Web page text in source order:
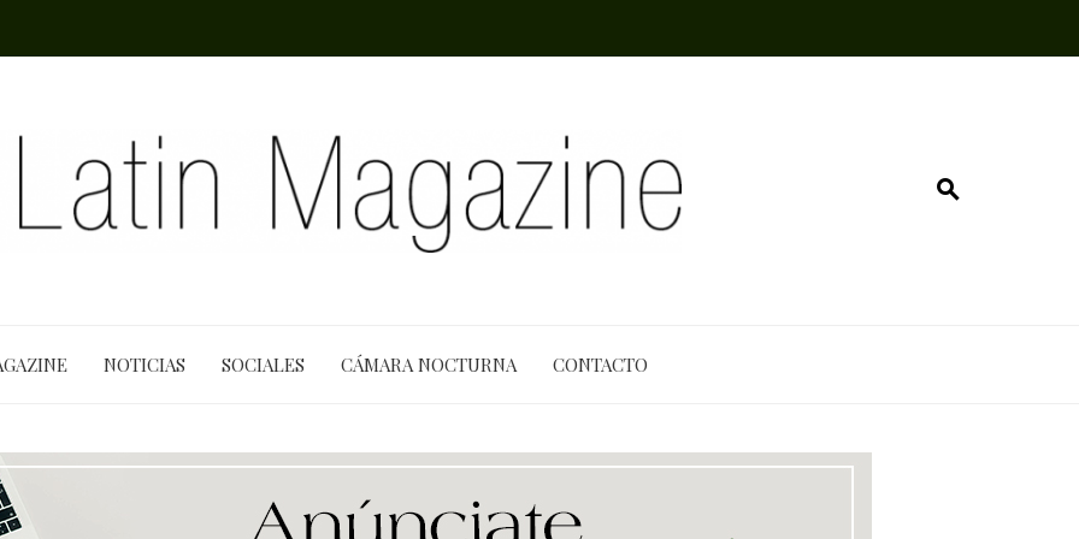
NOTICIAS SOCIALES CÁMARA NOCTURNA CONTACTO